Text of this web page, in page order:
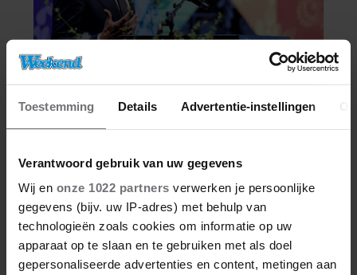
Toestemming Details Advertentie-instellingen
Verantwoord gebruik van uw gegevens
Wij en onze 1022 partners verwerken je persoonlijke
gegevens (bijv. uw IP-adres) met behulp van
technologieën zoals cookies om informatie op uw
apparaat op te slaan en te gebruiken met als doel
gepersonaliseerde advertenties en content, metingen aan